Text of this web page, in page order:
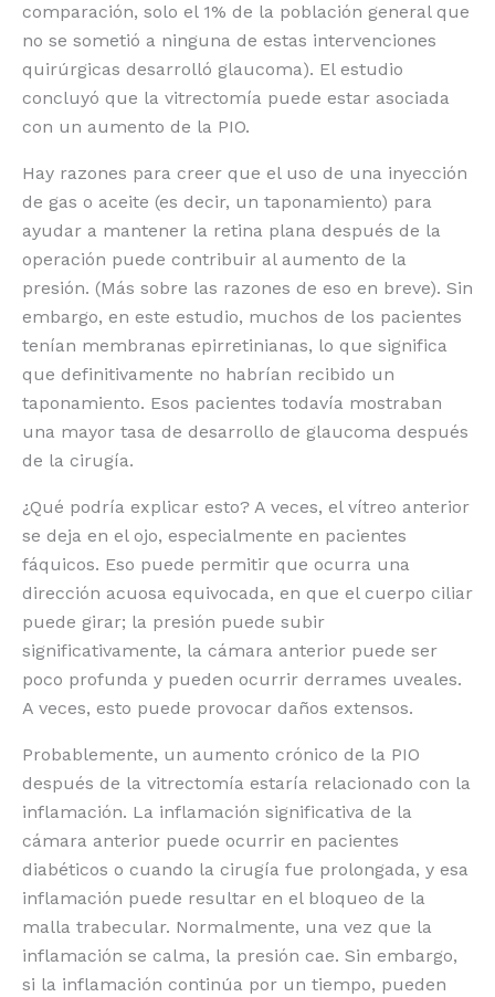
comparación, solo el 1% de la población general que
no se sometió a ninguna de estas intervenciones
quirúrgicas desarrolló glaucoma). El estudio
concluyó que la vitrectomía puede estar asociada
con un aumento de la PIO.
Hay razones para creer que el uso de una inyección
de gas o aceite (es decir, un taponamiento) para
ayudar a mantener la retina plana después de la
operación puede contribuir al aumento de la
presión. (Más sobre las razones de eso en breve). Sin
embargo, en este estudio, muchos de los pacientes
tenían membranas epirretinianas, lo que significa
que definitivamente no habrían recibido un
taponamiento. Esos pacientes todavía mostraban
una mayor tasa de desarrollo de glaucoma después
de la cirugía.
¿Qué podría explicar esto? A veces, el vítreo anterior
se deja en el ojo, especialmente en pacientes
fáquicos. Eso puede permitir que ocurra una
dirección acuosa equivocada, en que el cuerpo ciliar
puede girar; la presión puede subir
significativamente, la cámara anterior puede ser
poco profunda y pueden ocurrir derrames uveales.
A veces, esto puede provocar daños extensos.
Probablemente, un aumento crónico de la PIO
después de la vitrectomía estaría relacionado con la
inflamación. La inflamación significativa de la
cámara anterior puede ocurrir en pacientes
diabéticos o cuando la cirugía fue prolongada, y esa
inflamación puede resultar en el bloqueo de la
malla trabecular. Normalmente, una vez que la
inflamación se calma, la presión cae. Sin embargo,
si la inflamación continúa por un tiempo, pueden